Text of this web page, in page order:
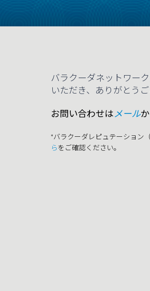
バラクーダネットワー
いただき、ありがとう
お問い合わせはメール
*バラクーダレピュテーション
らをご確認ください。